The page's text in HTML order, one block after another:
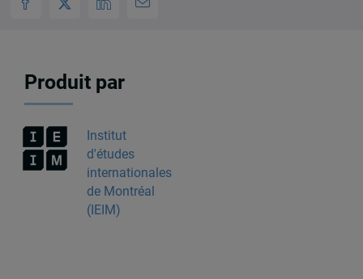
Produit par
Institut
d'études
internationales
de Montréal
(IEIM)